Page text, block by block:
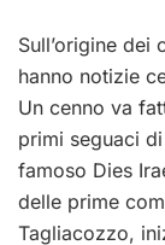
Sull’origine dei
hanno notizie
Un cenno va
primi seguaci
famoso Dies
delle prime
Tagliacozzo,